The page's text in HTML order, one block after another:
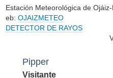
Estación Meteorológica de
eb: OJAIZMETEO
DETECTOR DE RAYOS
Vigilando el
Pipper
Visitante